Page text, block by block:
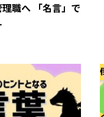
職へ 「名言」で